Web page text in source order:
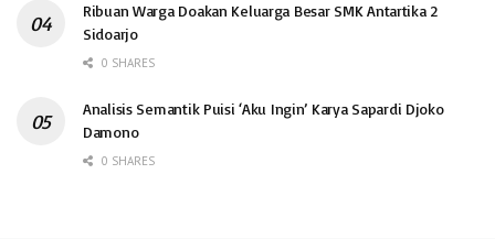
Ribuan Warga Doakan Keluarga Besar SMK Antartika 2
Sidoarjo
0 SHARES
Analisis Semantik Puisi ‘Aku Ingin’ Karya Sapardi Djoko
Damono
0 SHARES